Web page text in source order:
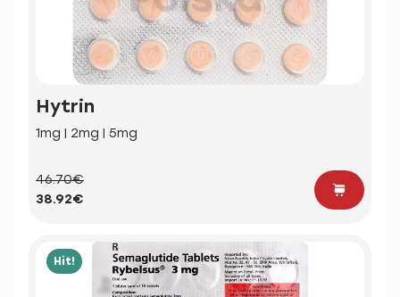
Hytrin
1mg | 2mg | 5mg
46.70€
38.92€
Hit!